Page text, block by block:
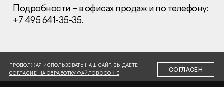
Отдел продаж
+7 (495) 641-35-35
© 2001-2026 Компания «Пионер»
Подробности – в офисах продаж и по телефону:
+7 495 641-35-35.
ПРОДОЛЖАЯ ИСПОЛЬЗОВАТЬ НАШ САЙТ, ВЫ ДАЕТЕ
СОГЛАСИЕ НА ОБРАБОТКУ ФАЙЛОВ COOKIE
СОГЛАСЕН